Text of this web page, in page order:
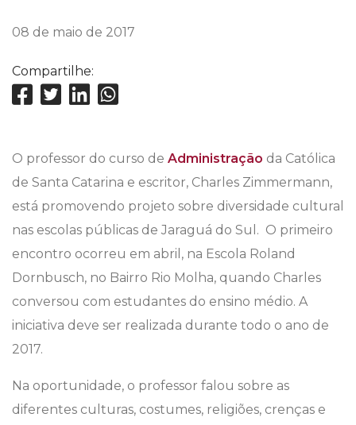
08 de maio de 2017
Compartilhe:
O professor do curso de Administração da Católica
de Santa Catarina e escritor, Charles Zimmermann,
está promovendo projeto sobre diversidade cultural
nas escolas públicas de Jaraguá do Sul. O primeiro
encontro ocorreu em abril, na Escola Roland
Dornbusch, no Bairro Rio Molha, quando Charles
conversou com estudantes do ensino médio. A
iniciativa deve ser realizada durante todo o ano de
2017.
Na oportunidade, o professor falou sobre as
diferentes culturas, costumes, religiões, crenças e